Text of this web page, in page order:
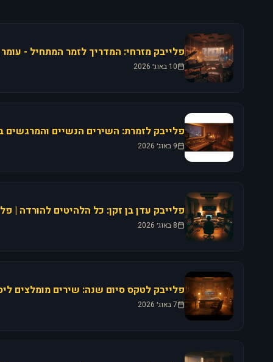
פלייבק מזרחי: המדריך לזמר המתחיל - עומר
10 באוג׳ 2026
9 באוג׳ 2026
פלייבק עדן בן זקן: כל הלהיטים להורדה |
8 באוג׳ 2026
פלייבק לטקס סיום שנה: שירים מומלצים
7 באוג׳ 2026